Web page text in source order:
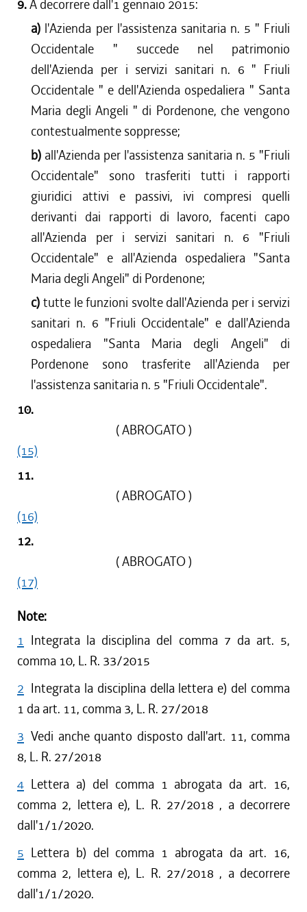
9.A decorrere dall'1 gennaio 2015:
a) l'Azienda per l'assistenza sanitaria n. 5 " Friuli
Occidentale " succede nel patrimonio
dell'Azienda per i servizi sanitari n. 6 " Friuli
Occidentale " e dell'Azienda ospedaliera " Santa
Maria degli Angeli " di Pordenone, che vengono
contestualmente soppresse;
b) all'Azienda per l'assistenza sanitaria n. 5 "Friuli
Occidentale" sono trasferiti tutti i rapporti
giuridici attivi e passivi, ivi compresi quelli
derivanti dai rapporti di lavoro, facenti capo
all'Azienda per i servizi sanitari n. 6 "Friuli
Occidentale" e all'Azienda ospedaliera "Santa
Maria degli Angeli" di Pordenone;
c) tutte le funzioni svolte dall'Azienda per i servizi
sanitari n. 6 "Friuli Occidentale" e dall'Azienda
ospedaliera "Santa Maria degli Angeli" di
Pordenone sono trasferite all'Azienda per
l'assistenza sanitaria n. 5 "Friuli Occidentale".
10.
( ABROGATO )
(15)
11.
( ABROGATO )
(16)
12.
( ABROGATO )
(17)
Note:
1 Integrata la disciplina del comma 7 da art. 5,
comma 10, L. R. 33/2015
2 Integrata la disciplina della lettera e) del comma
1 da art. 11, comma 3, L. R. 27/2018
3 Vedi anche quanto disposto dall'art. 11, comma
8, L. R. 27/2018
4 Lettera a) del comma 1 abrogata da art. 16,
comma 2, lettera e), L. R. 27/2018 , a decorrere
dall'1/1/2020.
5 Lettera b) del comma 1 abrogata da art. 16,
comma 2, lettera e), L. R. 27/2018 , a decorrere
dall'1/1/2020.